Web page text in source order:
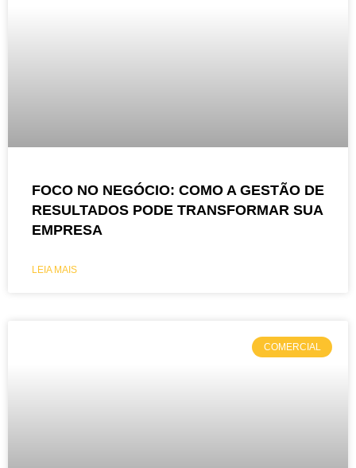
FOCO NO NEGÓCIO: COMO A GESTÃO DE
RESULTADOS PODE TRANSFORMAR SUA
EMPRESA
LEIA MAIS
COMERCIAL